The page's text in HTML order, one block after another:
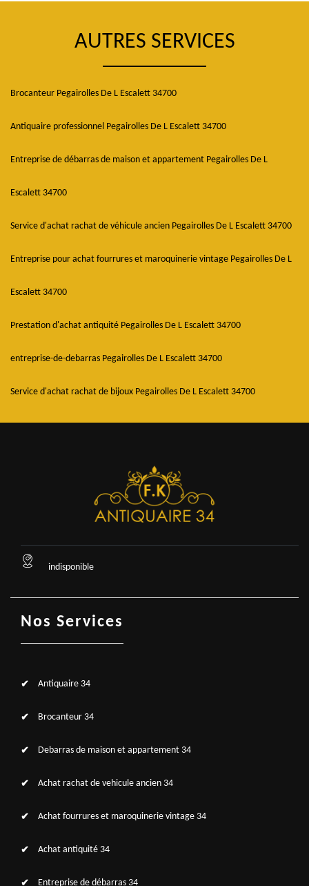
AUTRES SERVICES
Brocanteur Pegairolles De L Escalett 34700
Antiquaire professionnel Pegairolles De L Escalett 34700
Entreprise de débarras de maison et appartement Pegairolles De L
Escalett 34700
Service d'achat rachat de véhicule ancien Pegairolles De L Escalett 34700
Entreprise pour achat fourrures et maroquinerie vintage Pegairolles De L
Escalett 34700
Prestation d'achat antiquité Pegairolles De L Escalett 34700
entreprise-de-debarras Pegairolles De L Escalett 34700
Service d'achat rachat de bijoux Pegairolles De L Escalett 34700
indisponible
Nos Services
Antiquaire 34
Brocanteur 34
Debarras de maison et appartement 34
Achat rachat de vehicule ancien 34
Achat fourrures et maroquinerie vintage 34
Achat antiquité 34
Entreprise de débarras 34